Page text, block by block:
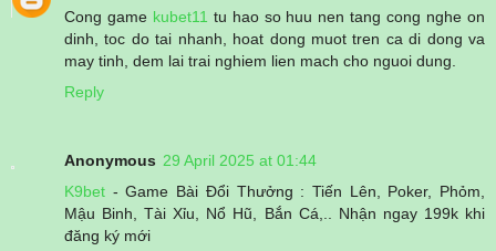
Cong game kubet11 tu hao so huu nen tang cong nghe on
dinh, toc do tai nhanh, hoat dong muot tren ca di dong va
may tinh, dem lai trai nghiem lien mach cho nguoi dung.
Reply
Anonymous 29 April 2025 at 01:44
K9bet - Game Bài Đổi Thưởng : Tiến Lên, Poker, Phỏm,
Mậu Binh, Tài Xỉu, Nổ Hũ, Bắn Cá,.. Nhận ngay 199k khi
đăng ký mới